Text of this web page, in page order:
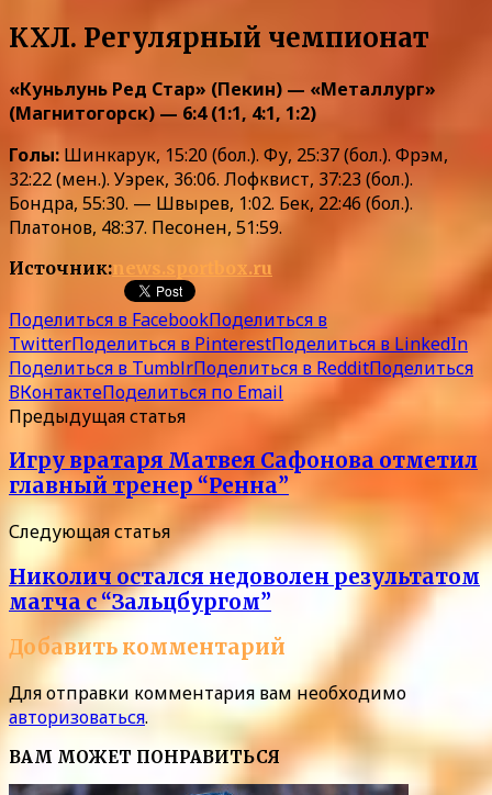
КХЛ. Регулярный чемпионат
«Куньлунь Ред Стар» (Пекин) — «Металлург»
(Магнитогорск) — 6:4 (1:1, 4:1, 1:2)
Голы: Шинкарук, 15:20 (бол.). Фу, 25:37 (бол.). Фрэм,
32:22 (мен.). Уэрек, 36:06. Лофквист, 37:23 (бол.).
Бондра, 55:30. — Швырев, 1:02. Бек, 22:46 (бол.).
Платонов, 48:37. Песонен, 51:59.
Источник:news.sportbox.ru
Поделиться в FacebookПоделиться в
TwitterПоделиться в PinterestПоделиться в LinkedIn
Поделиться в TumblrПоделиться в RedditПоделиться
ВКонтактеПоделиться по Email
Предыдущая статья
Игру вратаря Матвея Сафонова отметил
главный тренер “Ренна”
Следующая статья
Николич остался недоволен результатом
матча с “Зальцбургом”
Добавить комментарий
Для отправки комментария вам необходимо
авторизоваться.
ВАМ МОЖЕТ ПОНРАВИТЬСЯ